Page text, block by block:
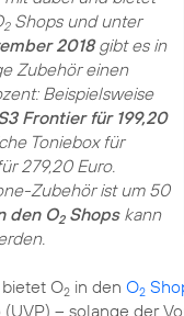
2Shops und unter
2018gibt es in
Zubehör einen
Beispielsweise
Frontier für 199,20
Toniebox für
279,20 Euro.
Zubehör ist um 50
den O2Shopskann
O2 in den O2
(UVP) – solange der